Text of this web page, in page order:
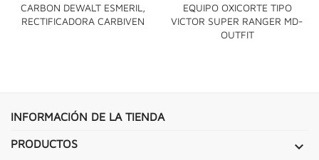
CARBON DEWALT ESMERIL,
RECTIFICADORA CARBIVEN
EQUIPO OXICORTE TIPO
VICTOR SUPER RANGER MD-
OUTFIT
INFORMACIÓN DE LA TIENDA
PRODUCTOS 